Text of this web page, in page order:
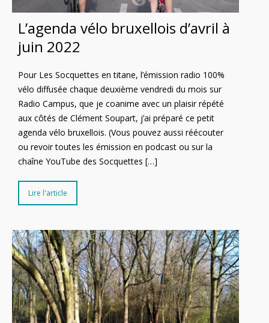
L’agenda vélo bruxellois d’avril à
juin 2022
Pour Les Socquettes en titane, l’émission radio 100%
vélo diffusée chaque deuxième vendredi du mois sur
Radio Campus, que je coanime avec un plaisir répété
aux côtés de Clément Soupart, j’ai préparé ce petit
agenda vélo bruxellois. (Vous pouvez aussi réécouter
ou revoir toutes les émission en podcast ou sur la
chaîne YouTube des Socquettes […]
Lire l'article